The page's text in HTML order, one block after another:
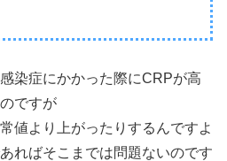
染症にかかった際にCRPが高
ですが
値より上がったりするんですよ
ればそこまでは問題ないのです